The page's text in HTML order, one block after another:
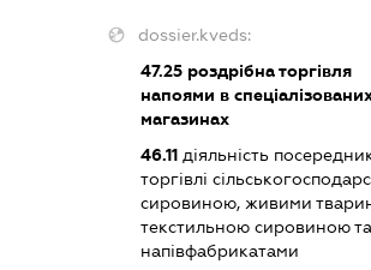
dossier.kveds:
47.25 роздрібна торгівля
напоями в
магазинах
46.11 діяльність
торгівлі
сировиною, живими
текстильною сировиною та
напівфабрикатами